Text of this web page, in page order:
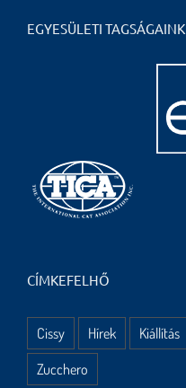
EGYESÜLETI TAGSÁGAINK
CÍMKEFELHŐ
Cissy Hírek Kiállítás
Zucchero